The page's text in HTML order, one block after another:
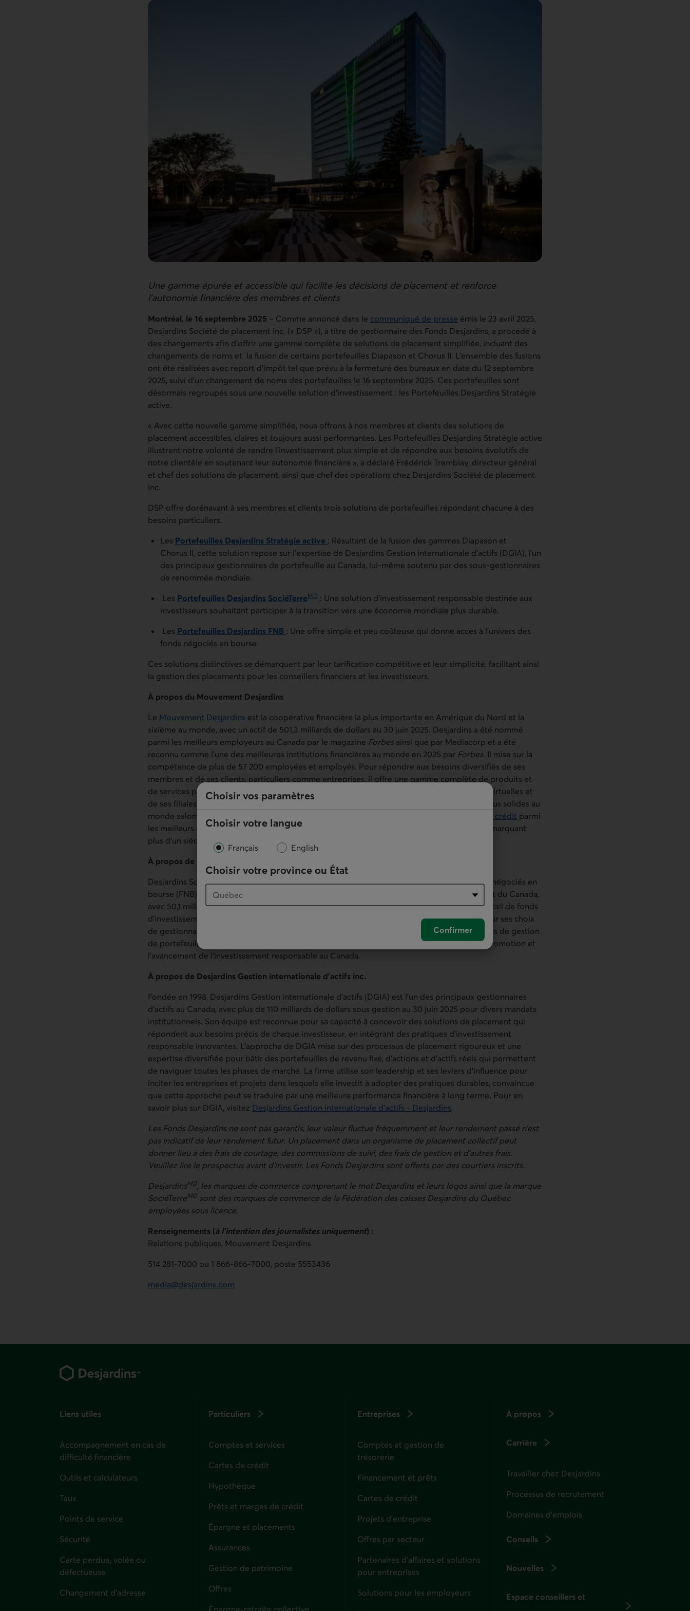
Choisir vos paramètres
Choisir votre langue
Français English
Choisir votre province ou État
Confirmer
Une gamme épurée et accessible qui facilite les décisions de placement et renforce
l’autonomie financière des membres et clients
Montréal, le 16 septembre 2025 – Comme annoncé dans le communiqué de presse émis le 23 avril 2025,
Desjardins Société de placement inc. (« DSP »), à titre de gestionnaire des Fonds Desjardins, a procédé à
des changements afin d’offrir une gamme complète de solutions de placement simplifiée, incluant des
changements de noms et la fusion de certains portefeuilles Diapason et Chorus II. L’ensemble des fusions
ont été réalisées avec report d’impôt tel que prévu à la fermeture des bureaux en date du 12 septembre
2025, suivi d’un changement de noms des portefeuilles le 16 septembre 2025. Ces portefeuilles sont
désormais regroupés sous une nouvelle solution d’investissement : les Portefeuilles Desjardins Stratégie
active.
« Avec cette nouvelle gamme simplifiée, nous offrons à nos membres et clients des solutions de
placement accessibles, claires et toujours aussi performantes. Les Portefeuilles Desjardins Stratégie active
illustrent notre volonté de rendre l’investissement plus simple et de répondre aux besoins évolutifs de
notre clientèle en soutenant leur autonomie financière », a déclaré Frédérick Tremblay, directeur général
et chef des solutions de placement, ainsi que chef des opérations chez Desjardins Société de placement
inc.
DSP offre dorénavant à ses membres et clients trois solutions de portefeuilles répondant chacune à des
besoins particuliers.
Les Portefeuilles Desjardins Stratégie active : Résultant de la fusion des gammes Diapason et
Chorus II, cette solution repose sur l’expertise de Desjardins Gestion internationale d’actifs (DGIA), l’un
des principaux gestionnaires de portefeuille au Canada, lui-même soutenu par des sous-gestionnaires
de renommée mondiale.
Les Portefeuilles Desjardins SociéTerreMD : Une solution d’investissement responsable destinée aux
investisseurs souhaitant participer à la transition vers une économie mondiale plus durable.
Les Portefeuilles Desjardins FNB : Une offre simple et peu coûteuse qui donne accès à l’univers des
fonds négociés en bourse.
Ces solutions distinctives se démarquent par leur tarification compétitive et leur simplicité, facilitant ainsi
la gestion des placements pour les conseillers financiers et les investisseurs.
À propos du Mouvement Desjardins
Le Mouvement Desjardins est la coopérative financière la plus importante en Amérique du Nord et la
sixième au monde, avec un actif de 501,3 milliards de dollars au 30 juin 2025. Desjardins a été nommé
parmi les meilleurs employeurs au Canada par le magazine Forbes ainsi que par Mediacorp et a été
reconnu comme l’une des meilleures institutions financières au monde en 2025 par Forbes. Il mise sur la
compétence de plus de 57 200 employées et employés. Pour répondre aux besoins diversifiés de ses
membres et de ses clients, particuliers comme entreprises, il offre une gamme complète de produits et
de services par l’intermédiaire de son vaste réseau de points de service, de ses plateformes virtuelles et
de ses filiales présentes à l’échelle canadienne. Figurant parmi les institutions bancaires les plus solides au
monde selon le magazine
cotes de crédit parmi
les meilleurs de l’industrie. En 2025, le Mouvement Desjardins célèbre son 125
anniversaire, marquant
plus d’un siècle d’ambition, de présence et d’expertise au service des membres et clients​.
À propos de Desjardins Société de placement inc.
Desjardins Société de placement inc. (DSP), gestionnaire des Fonds Desjardins et des Fonds négociés en
bourse (FNB) Desjardins, est l’un des plus importants gestionnaires de fonds d’investissement du Canada,
avec 50,1 milliards de dollars canadiens sous gestion au 30 juin 2025. DSP offre un large éventail de fonds
d’investissement aux investisseurs canadiens et se distingue dans l’industrie, entre autres, pour ses choix
de gestionnaires de portefeuille de renommée mondiale qui représentent plus de 20 sociétés de gestion
de portefeuille autour du monde. De plus, DSP est un des acteurs les plus engagés dans la promotion et
l’avancement de l’investissement responsable au Canada.
À propos de Desjardins Gestion internationale d’actifs inc.
Fondée en 1998, Desjardins Gestion internationale d’actifs (DGIA) est l’un des principaux gestionnaires
d’actifs au Canada, avec plus de 110 milliards de dollars sous gestion au 30 juin 2025 pour divers mandats
institutionnels. Son équipe est reconnue pour sa capacité à concevoir des solutions de placement qui
répondent aux besoins précis de chaque investisseur, en intégrant des pratiques d’investissement
responsable innovantes. L’approche de DGIA mise sur des processus de placement rigoureux et une
expertise diversifiée pour bâtir des portefeuilles de revenu fixe, d’actions et d’actifs réels qui permettent
de naviguer toutes les phases de marché. La firme utilise son leadership et ses leviers d’influence pour
inciter les entreprises et projets dans lesquels elle investit à adopter des pratiques durables, convaincue
que cette approche peut se traduire par une meilleure performance financière à long terme. Pour en
savoir plus sur DGIA, visitez Desjardins Gestion internationale d’actifs - Desjardins.
Les Fonds Desjardins ne sont pas garantis, leur valeur fluctue fréquemment et leur rendement passé n’est
pas indicatif de leur rendement futur. Un placement dans un organisme de placement collectif peut
donner lieu à des frais de courtage, des commissions de suivi, des frais de gestion et d’autres frais.
Veuillez lire le prospectus avant d’investir. Les Fonds Desjardins sont offerts par des courtiers inscrits.
DesjardinsMD , les marques de commerce comprenant le mot Desjardins et leurs logos ainsi que la marque
SociéTerreMD sont des marques de commerce de la Fédération des caisses Desjardins du Québec
employées sous licence.
Renseignements (à l’intention des journalistes uniquement) :
Relations publiques, Mouvement Desjardins
514 281‑7000 ou 1 866‑866‑7000, poste 5553436
media@desjardins.com
Liens utiles
Accompagnement en cas de
difficulté financière
Outils et calculateurs
Taux
Points de service
Sécurité
Carte perdue, volée ou
défectueuse
Changement d'adresse
Particuliers
Comptes et services
Cartes de crédit
Hypothèque
Prêts et marges de crédit
Épargne et placements
Assurances
Gestion de patrimoine
Offres
Épargne-retraite collective
Entreprises
Comptes et gestion de
trésorerie
Financement et prêts
Cartes de crédit
Projets d'entreprise
Offres par secteur
Partenaires d’affaires et solutions
pour entreprises
Solutions pour les employeurs
À propos
Carrière
Travailler chez Desjardins
Processus de recrutement
Domaines d’emplois
Conseils
Nouvelles
Espace conseillers et